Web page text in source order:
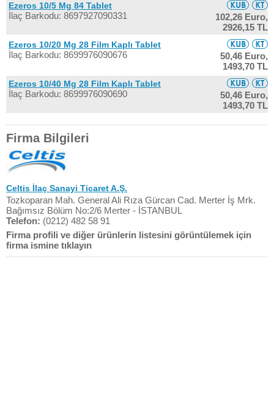
Ezeros 10/5 Mg 84 Tablet
İlaç Barkodu: 8697927090331
102,26 Euro,
2926,15 TL
Ezeros 10/20 Mg 28 Film Kaplı Tablet
İlaç Barkodu: 8699976090676
50,46 Euro,
1493,70 TL
Ezeros 10/40 Mg 28 Film Kaplı Tablet
İlaç Barkodu: 8699976090690
50,46 Euro,
1493,70 TL
Firma Bilgileri
Celtis İlaç Sanayi Ticaret A.Ş.
Tozkoparan Mah. General Ali Rıza Gürcan Cad. Merter İş Mrk.
Bağımsız Bölüm No:2/6 Merter - İSTANBUL
Telefon: (0212) 482 58 91
Firma profili ve diğer ürünlerin listesini görüntülemek için
firma ismine tıklayın